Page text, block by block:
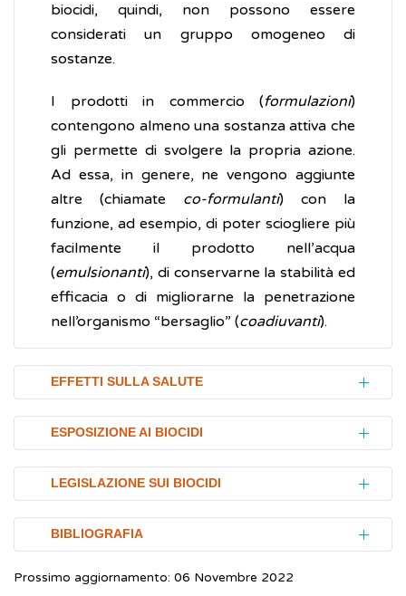
biocidi, quindi, non possono essere
considerati un gruppo omogeneo di
sostanze.
I prodotti in commercio (formulazioni)
contengono almeno una sostanza attiva che
gli permette di svolgere la propria azione.
Ad essa, in genere, ne vengono aggiunte
altre (chiamate co-formulanti) con la
funzione, ad esempio, di poter sciogliere più
facilmente il prodotto nell’acqua
(emulsionanti), di conservarne la stabilità ed
efficacia o di migliorarne la penetrazione
nell’organismo “bersaglio” (coadiuvanti).
EFFETTI SULLA SALUTE
L’utilizzo di biocidi ha sicuramente molti
aspetti positivi e utili, come la possibilità di
disinfettare efficacemente strumenti medici
e superfici nelle sale chirurgiche e negli
ospedali. Nella vita quotidiana, tali sostanze
consentono di medicare piccole ferite e, in
generale, di migliorare le condizioni igieniche
ESPOSIZIONE AI BIOCIDI
L’esposizione ai biocidi può essere di tipo
professionale, sia per i lavoratori coinvolti
nella produzione, trasporto e
immagazzinamento di tali prodotti, sia per gli
operatori che li utilizzano (ad esempio,
LEGISLAZIONE SUI BIOCIDI
I prodotti biocidi possono essere venduti o
utilizzati solo dopo specifica autorizzazione.
BIBLIOGRAFIA
Regolamento (UE) n.528/2012 del
Prossimo aggiornamento: 06 Novembre 2022